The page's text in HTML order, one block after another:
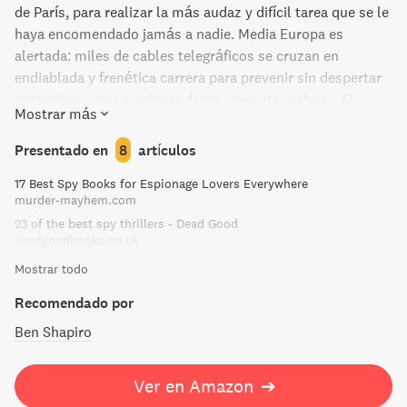
de París, para realizar la más audaz y difícil tarea que se le
haya encomendado jamás a nadie. Media Europa es
alertada: miles de cables telegráficos se cruzan en
endiablada y frenética carrera para prevenir sin despertar
apelativo de Chacal se debe precisamente a esa ferocidad
implacable, a esa astucia sutil que lo hace escurrirse entre
los dedos de sus perseguidores, sin perder de vista a su
presa. El día del Chacal es una novela electrizante,
imposible de abandonar. No en vano ha sacudido
profundamente a millones de lectores en todo el mundo y
Mostrar más
Presentado en 8 artículos
17 Best Spy Books for Espionage Lovers Everywhere
murder-mayhem.com
23 of the best spy thrillers - Dead Good
Mostrar todo
Recomendado por
Ben Shapiro
Ver en Amazon ➔